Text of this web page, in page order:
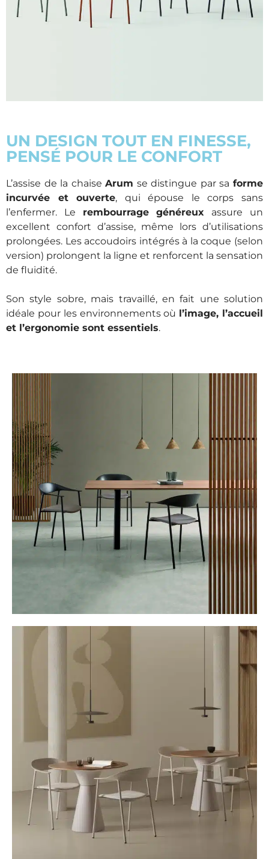
UN DESIGN TOUT EN FINESSE,
PENSÉ POUR LE CONFORT
L’assise de la chaiseArum se distingue par saforme
incurvée et ouverte, qui épouse le corps sans
l’enfermer. Le rembourrage généreux assure un
excellent confort d’assise, même lors d’utilisations
prolongées. Les accoudoirs intégrés à la coque (selon
version) prolongent la ligne et renforcent la sensation
de fluidité.
Son style sobre, mais travaillé, en fait une solution
idéale pour les environnements où l’image, l’accueil
et l’ergonomie sont essentiels.